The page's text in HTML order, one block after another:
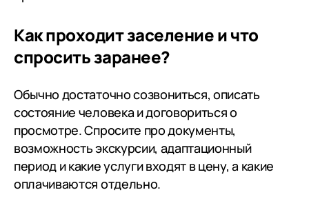
Как проходит заселение и что
спросить заранее?
Обычно достаточно созвониться, описать
состояние человека и договориться о
просмотре. Спросите про документы,
возможность экскурсии, адаптационный
период и какие услуги входят в цену, а какие
оплачиваются отдельно.